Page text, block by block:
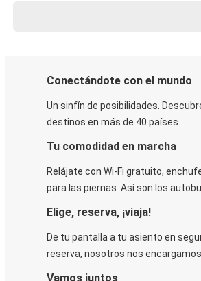
Conectándote con el mundo
Un sinfín de posibilidades.
destinos en más de 40 países.
Tu comodidad en marcha
Relájate con Wi-Fi gratuito,
para las piernas. Así son los
Elige, reserva, ¡viaja!
De tu pantalla a tu asiento en
reserva, nosotros nos
Vamos juntos